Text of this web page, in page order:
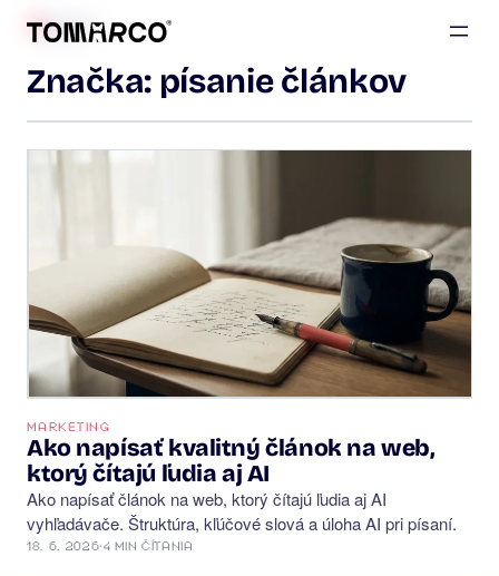
BLOG
Značka: písanie článkov
MARKETING
Ako napísať kvalitný článok na web,
ktorý čítajú ľudia aj AI
Ako napísať článok na web, ktorý čítajú ľudia aj AI
vyhľadávače. Štruktúra, kľúčové slová a úloha AI pri písaní.
18. 6. 2026· 4 MIN ČÍTANIA